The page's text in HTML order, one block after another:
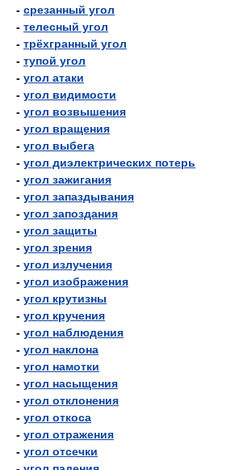
- срезанный угол
- телесный угол
- трёхгранный угол
- тупой угол
- угол атаки
- угол видимости
- угол возвышения
- угол вращения
- угол выбега
- угол диэлектрических потерь
- угол зажигания
- угол запаздывания
- угол запоздания
- угол защиты
- угол зрения
- угол излучения
- угол изображения
- угол крутизны
- угол кручения
- угол наблюдения
- угол наклона
- угол намотки
- угол насыщения
- угол отклонения
- угол откоса
- угол отражения
- угол отсечки